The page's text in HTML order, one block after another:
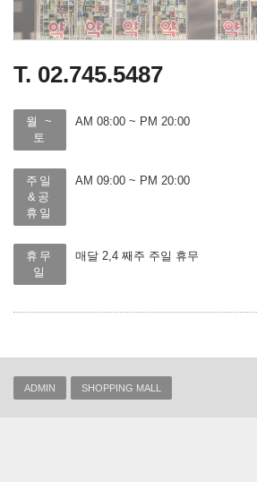
T. 02.745.5487
월 ~
토
AM 08:00 ~ PM 20:00
주일
&공
휴일
AM 09:00 ~ PM 20:00
휴무
일
매달 2,4 째주 주일 휴무
ADMIN SHOPPING MALL